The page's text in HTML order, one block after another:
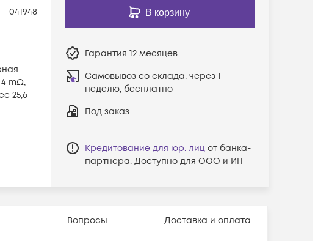
041948
4 mΩ,
25,6
В корзину
Гарантия 12 месяцев
Самовывоз со склада: через 1
неделю, бесплатно
Под заказ
Кредитование для юр. лиц от банка-
партнёра. Доступно для ООО и ИП
Вопросы Доставка и оплата